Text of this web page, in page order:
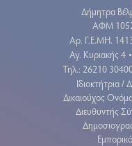
Δήμητρα
ΑΦΜ
Aρ. Γ.Ε.ΜΗ.
Αγ. Κυριακής 4 •
Τηλ.: 26210
Ιδιοκτήτρια /
Δικαιούχος
Διευθυντής